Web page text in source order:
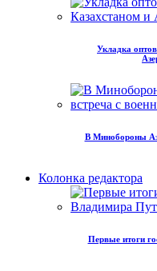
Укладка
В Минобороны
Колонка редактора
Первые итоги